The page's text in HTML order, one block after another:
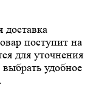
доставка
поступит на
для уточнения
удобное